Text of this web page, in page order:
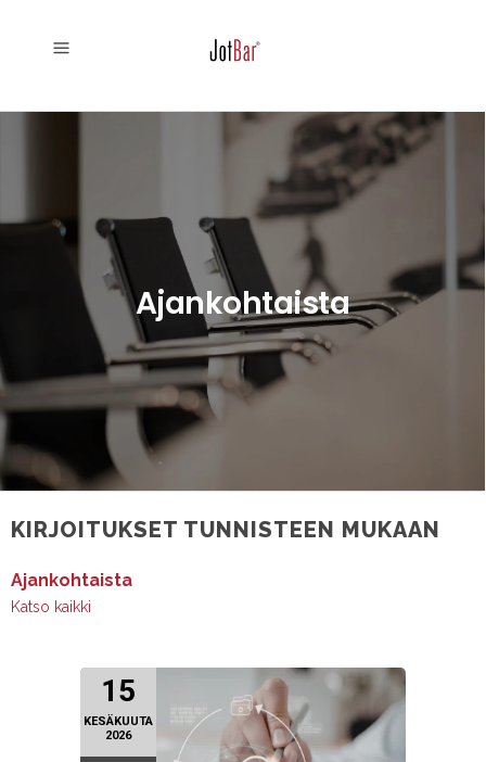
Ajankohtaista
KIRJOITUKSET TUNNISTEEN MUKAAN
Ajankohtaista
Katso kaikki
15
KESÄKUUTA
2026